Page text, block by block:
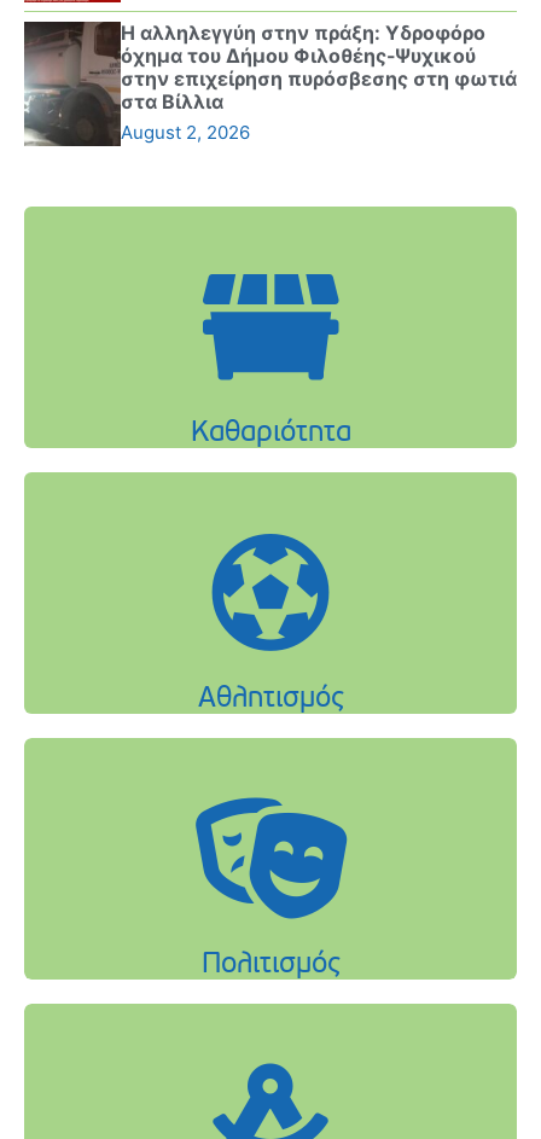
Η αλληλεγγύη στην πράξη: Υδροφόρο
όχημα του Δήμου Φιλοθέης-Ψυχικού
στην επιχείρηση πυρόσβεσης στη φωτιά
στα Βίλλια
August 2, 2026